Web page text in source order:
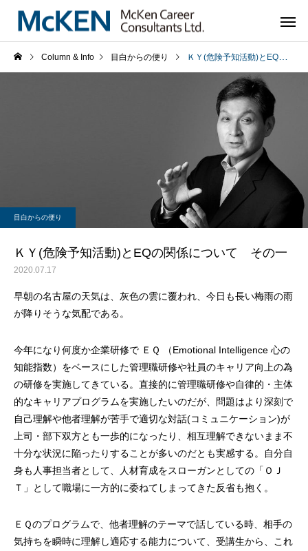
Column & Info 目白からの便り ＫＹ(危険予知活動)とEQの関係について その一
目白からの便り
ＫＹ(危険予知活動)とEQの関係について その一
2020.07.17
早朝の名古屋の天気は、灰色の雲に覆われ、今日も長い梅雨の雨
が降りそうな気配である。
今年になり何度か企業研修で ＥＱ （Emotional Intelligence 心の
知能指数）をベースにした管理職研修や社員のキャリア向上の為
の研修を実施してきている。直接的に管理職研修や自律的・主体
的なキャリアプログラムを実施したいのだが、問題はより深刻で
自己理解や他者理解が苦手で適切な対話(コミュニケーション)が
上司・部下双方とも一歩的になったり、相互理解できないまま不
十分な状況に陥ったりすることが多いのだとも実感する。自分自
身も人事担当者として、人材育成をスローガンとしての「ＯＪ
Ｔ」として職場に一方的に委ねてしまってきた反省も抱く。
ＥＱのプログラムで、他者理解のテーマで話している時、相手の
気持ちを瞬時に理解し適応する能力について、受講生から、これ